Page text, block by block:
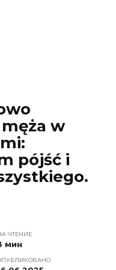
w
pójść i
ЧТЕНИЕ
мин